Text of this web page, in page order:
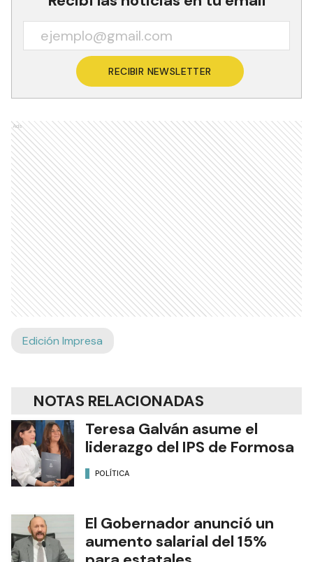
RECIBIR NEWSLETTER
Ads
Edición Impresa
NOTAS RELACIONADAS
Teresa Galván asume el
liderazgo del IPS de Formosa
POLÍTICA
El Gobernador anunció un
aumento salarial del 15%